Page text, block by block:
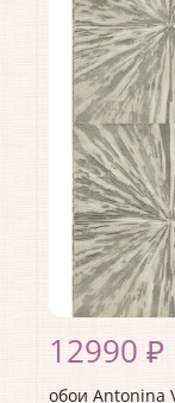
Материал
Страна:США
Материал
Раппорт:<>
12990 ₽
обои Antonina